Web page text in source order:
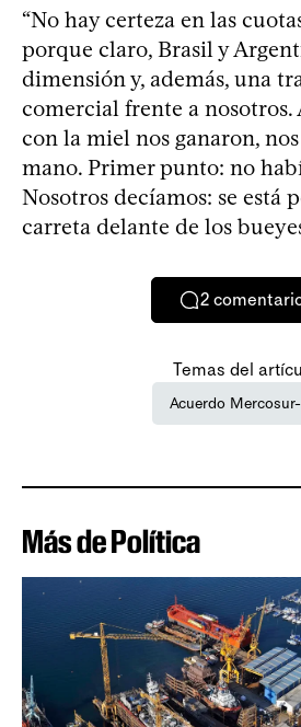
“No hay certeza en las
porque claro, Brasil y
dimensión y, además, una
comercial frente a nosotros.
con la miel nos ganaron,
mano. Primer punto: no
Nosotros decíamos: se está
carreta delante de los
2
Temas del
Acuerdo
Más de Política